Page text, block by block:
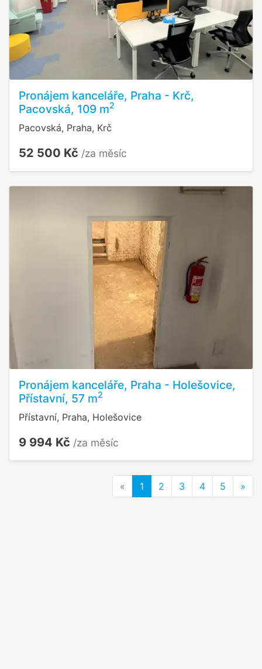
Pronájem kanceláře, Praha - Krč,
Pacovská, 109 m2
Pacovská, Praha, Krč
52 500 Kč /za měsíc
Pronájem kanceláře, Praha - Holešovice,
Přístavní, 57 m2
Přístavní, Praha, Holešovice
9 994 Kč /za měsíc
« Previous
1 2 3 4 5 »